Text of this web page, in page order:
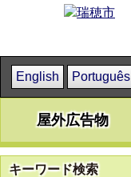
English Português
屋外広告物
キーワード検索